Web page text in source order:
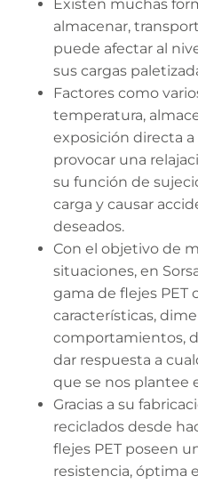
Existen muchas
almacenar,
puede afectar al
sus cargas
Factores como
temperatura,
exposición directa a
provocar una
su función de
carga y causar
deseados.
Con el objetivo de
situaciones, en
gama de flejes PET
características,
comportamientos,
dar respuesta a
que se nos plantee
Gracias a su
reciclados desde
flejes PET poseen
resistencia, óptima